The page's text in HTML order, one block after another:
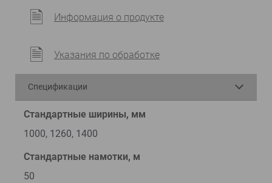
Информация о продукте
Указания по обработке
Спецификации
Стандартные ширины, мм
1000, 1260, 1400
Стандартные намотки, м
50